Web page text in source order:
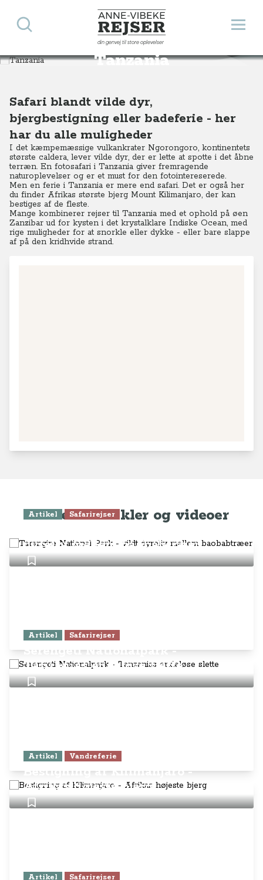
Anne-Vibeke Rejser
din genvej til store oplevelser
Åbn
Søg
Tanzania
Destinationer Afrika Tanzania
Safari blandt vilde dyr,
bjergbestigning eller badeferie - her
har du alle muligheder
I det kæmpemæssige vulkankrater Ngorongoro, kontinentets
største caldera, lever vilde dyr, der er lette at spotte i det åbne
terræn. En fotosafari i Tanzania giver fremragende
naturoplevelser og er et must for den fotointereserede.
Men en ferie i Tanzania er mere end safari. Det er også her
du finder Afrikas største bjerg Mount Kilimanjaro, der kan
bestiges af de fleste.
Mange kombinerer rejser til Tanzania med et ophold på øen
Zanzibar ud for kysten i det krystalklare Indiske Ocean, med
rige muligheder for at snorkle eller dykke - eller bare slappe
af på den kridhvide strand.
Seneste artikler og videoer
Artikel Safarirejser
dyreliv mellem baobabtræer
Artikel Safarirejser
Serengeti Nationalpark -
Tanzanias endeløse slette
Artikel Vandreferie
Bestigning af Kilimanjaro -
Afrikas højeste bjerg
Artikel Safarirejser